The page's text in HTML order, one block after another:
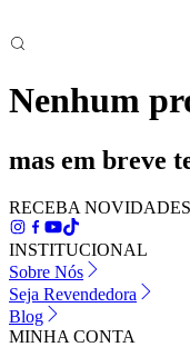
Nenhum
mas em breve
RECEBA NOVIDADES
INSTITUCIONAL
Sobre Nós
Seja Revendedora
Blog
MINHA CONTA